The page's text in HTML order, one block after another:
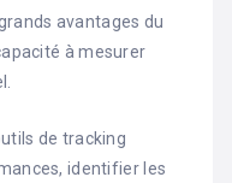
avantages du
à mesurer
de tracking
identifier les